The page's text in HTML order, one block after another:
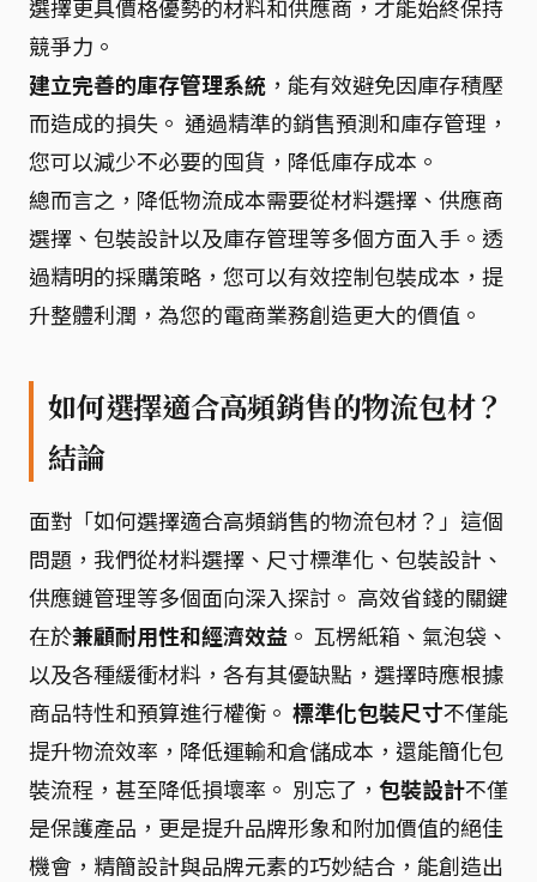
選擇更具價格優勢的材料和供應商，才能始終保持
競爭力。
建立完善的庫存管理系統 ，能有效避免因庫存積壓
而造成的損失。 通過精準的銷售預測和庫存管理，
您可以減少不必要的囤貨，降低庫存成本。
總而言之，降低物流成本需要從材料選擇、供應商
選擇、包裝設計以及庫存管理等多個方面入手。透
過精明的採購策略，您可以有效控制包裝成本，提
升整體利潤，為您的電商業務創造更大的價值。
如何選擇適合高頻銷售的物流包材？
結論
面對「如何選擇適合高頻銷售的物流包材？」這個
問題，我們從材料選擇、尺寸標準化、包裝設計、
供應鏈管理等多個面向深入探討。 高效省錢的關鍵
在於兼顧耐用性和經濟效益 。 瓦楞紙箱、氣泡袋、
以及各種緩衝材料，各有其優缺點，選擇時應根據
商品特性和預算進行權衡。 標準化包裝尺寸不僅能
提升物流效率，降低運輸和倉儲成本，還能簡化包
裝流程，甚至降低損壞率。 別忘了， 包裝設計不僅
是保護產品，更是提升品牌形象和附加價值的絕佳
機會，精簡設計與品牌元素的巧妙結合，能創造出